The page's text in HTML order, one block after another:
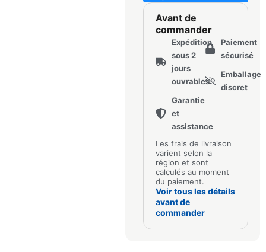
Avant de
commander
Expédition
sous 2
jours
ouvrables
Garantie
et
assistance
Paiement
sécurisé
Emballage
discret
Les frais de livraison
varient selon la
région et sont
calculés au moment
du paiement.
Voir tous les détails
avant de
commander